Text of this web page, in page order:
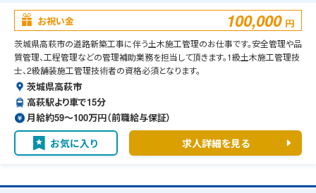
お祝い金 100,000 円
茨城県高萩市の道路新築工事に伴う土木施工管理のお仕事です。安全管理や品
質管理、工程管理などの管理補助業務を担当して頂きます。1級土木施工管理技
士、2級舗装施工管理技術者の資格必須となります。
茨城県高萩市
高萩駅より車で15分
月給約59〜100万円（前職給与保証）
お気に入り 求人詳細を見る